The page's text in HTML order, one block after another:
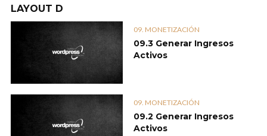
LAYOUT D
09. MONETIZACIÓN
09.3 Generar Ingresos
Activos
09. MONETIZACIÓN
09.2 Generar Ingresos
Activos